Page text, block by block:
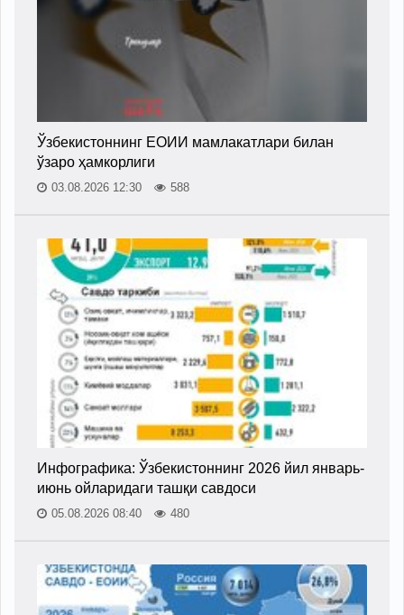
Ўзбекистоннинг ЕОИИ мамлакатлари билан
ўзаро ҳамкорлиги
03.08.2026 12:30 588
Инфографика: Ўзбекистоннинг 2026 йил январь-
июнь ойларидаги ташқи савдоси
05.08.2026 08:40 480